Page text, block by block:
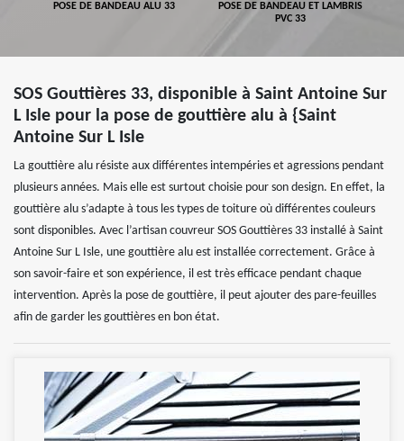
POSE DE BANDEAU ALU 33
POSE DE BANDEAU ET LAMBRIS
PVC 33
SOS Gouttières 33, disponible à Saint Antoine Sur
L Isle pour la pose de gouttière alu à {Saint
Antoine Sur L Isle
La gouttière alu résiste aux différentes intempéries et agressions pendant
plusieurs années. Mais elle est surtout choisie pour son design. En effet, la
gouttière alu s’adapte à tous les types de toiture où différentes couleurs
sont disponibles. Avec l’artisan couvreur SOS Gouttières 33 installé à Saint
Antoine Sur L Isle, une gouttière alu est installée correctement. Grâce à
son savoir-faire et son expérience, il est très efficace pendant chaque
intervention. Après la pose de gouttière, il peut ajouter des pare-feuilles
afin de garder les gouttières en bon état.